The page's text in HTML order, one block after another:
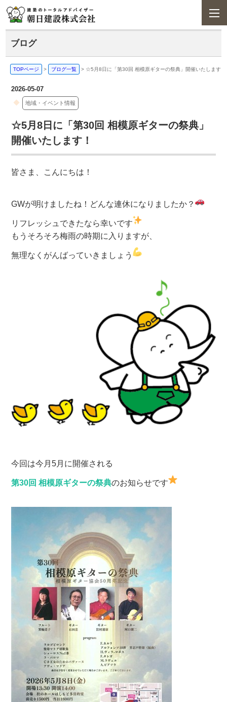
ブログ
TOPページ > ブログ一覧 > ☆5月8日に「第30回 相模原ギターの祭典」開催いたします！
2026-05-07
地域・イベント情報
☆5月8日に「第30回 相模原ギターの祭典」
開催いたします！
皆さま、こんにちは！
GWが明けましたね！どんな連休になりましたか？
リフレッシュできたなら幸いです
もうそろそろ梅雨の時期に入りますが、
無理なくがんばっていきましょう
今回は今月5月に開催される
第30回 相模原ギターの祭典のお知らせです